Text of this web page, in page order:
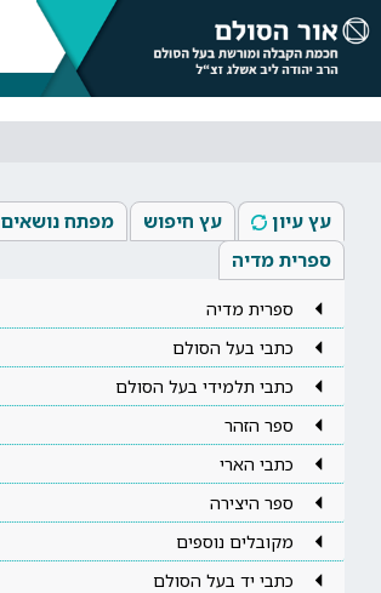
עץ עיון עץ חיפוש
מפתח נושאים
ספרית מדיה
ספרית מדיה
כתבי בעל הסולם
כתבי תלמידי בעל הסולם
ספר הזהר
כתבי הארי
ספר היצירה
מקובלים נוספים
כתבי יד בעל הסולם